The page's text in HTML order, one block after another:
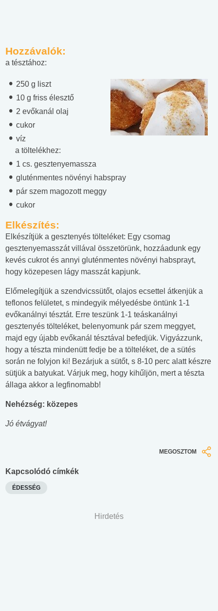
Hozzávalók:
a tésztához:
250 g liszt
10 g friss élesztő
2 evőkanál olaj
cukor
víz
a töltelékhez:
1 cs. gesztenyemassza
gluténmentes növényi habspray
pár szem magozott meggy
cukor
Elkészítés:
Elkészítjük a gesztenyés tölteléket: Egy csomag
gesztenyemasszát villával összetörünk, hozzáadunk egy
kevés cukrot és annyi gluténmentes növényi habsprayt,
hogy közepesen lágy masszát kapjunk.
Előmelegítjük a szendvicssütőt, olajos ecsettel átkenjük a
teflonos felületet, s mindegyik mélyedésbe öntünk 1-1
evőkanálnyi tésztát. Erre teszünk 1-1 teáskanálnyi
gesztenyés tölteléket, belenyomunk pár szem meggyet,
majd egy újabb evőkanál tésztával befedjük. Vigyázzunk,
hogy a tészta mindenütt fedje be a tölteléket, de a sütés
során ne folyjon ki! Bezárjuk a sütőt, s 8-10 perc alatt készre
sütjük a batyukat. Várjuk meg, hogy kihűljön, mert a tészta
állaga akkor a legfinomabb!
Nehézség: közepes
Jó étvágyat!
MEGOSZTOM
Kapcsolódó címkék
ÉDESSÉG
Hirdetés